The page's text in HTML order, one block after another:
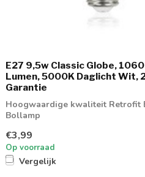
E27 9,5w Classic Globe, 1060
Lumen, 5000K Daglicht Wit,
Garantie
Hoogwaardige kwaliteit Retrofit
Bollamp
€3,99
Op voorraad
Vergelijk